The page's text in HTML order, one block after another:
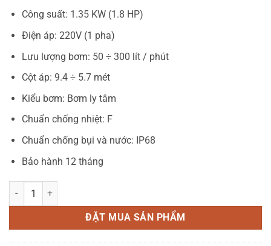
Công suất: 1.35 KW (1.8 HP)
Điện áp: 220V (1 pha)
Lưu lượng bơm: 50 ÷ 300 lít / phút
Cột áp: 9.4 ÷ 5.7 mét
Kiểu bơm: Bơm ly tâm
Chuẩn chống nhiệt: F
Chuẩn chống bụi và nước: IP68
Bảo hành 12 tháng
Máy bơm chìm nước thải Pentax DG 100/2G số lượng
ĐẶT MUA SẢN PHẨM